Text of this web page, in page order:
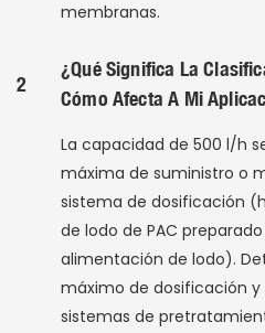
membranas.
2
¿Qué Significa La
Cómo Afecta A Mi
La capacidad de 500 l/h
máxima de suministro o
sistema de dosificación
de lodo de PAC
alimentación de lodo).
máximo de dosificación
sistemas de